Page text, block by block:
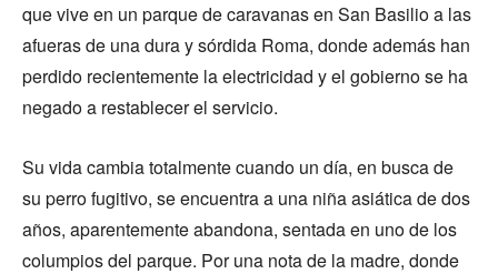
que vive en un parque de caravanas en San Basilio a las
afueras de una dura y sórdida Roma, donde además han
perdido recientemente la electricidad y el gobierno se ha
negado a restablecer el servicio.
Su vida cambia totalmente cuando un día, en busca de
su perro fugitivo, se encuentra a una niña asiática de dos
años, aparentemente abandona, sentada en uno de los
columpios del parque. Por una nota de la madre, donde